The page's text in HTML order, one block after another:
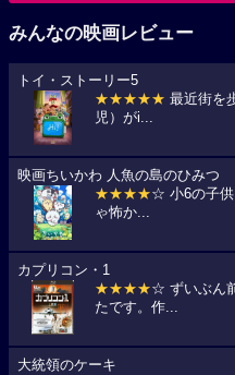
みんなの映画レビュー
トイ・ストーリー5
★★★★★ 最近街を
児）がi...
映画ちいかわ 人魚の島のひみつ
★★★★☆ 小6の子供
ゃ怖か...
カプリコン・1
★★★★☆ ずいぶん
たです。作...
大統領のケーキ